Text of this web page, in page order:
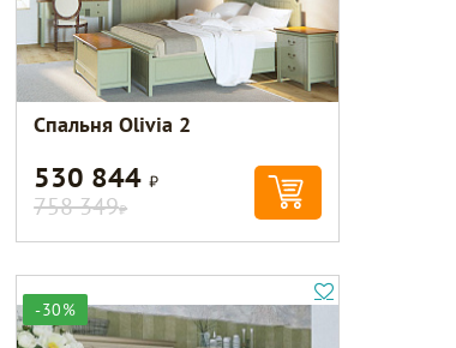
Спальня Olivia 2
530 844Р
758 349Р
-30%